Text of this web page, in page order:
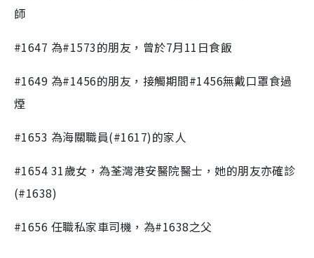
師
#1647 為#1573的朋友，曾於7月11日食飯
#1649 為#1456的朋友，接觸期間#1456無戴口罩食過
煙
#1653 為海關職員(#1617)的家人
#1654 31歲女，為荃灣港安醫院醫士，她的朋友亦確診
(#1638)
#1656 任職私家車司機，為#1638之父